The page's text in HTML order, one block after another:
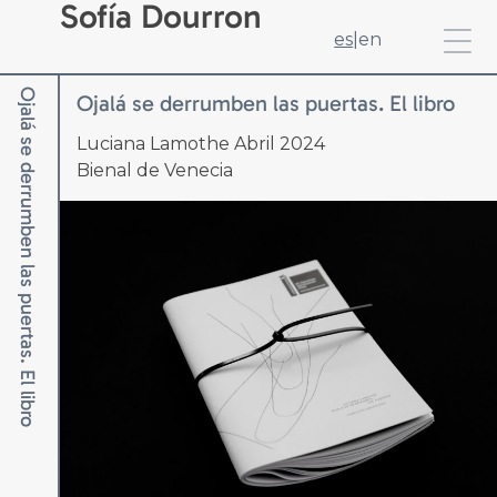
Sofía Dourron
es en
Ojalá se derrumben las puertas. El libro Ojalá se derrumben las puertas. El libro
Luciana Lamothe Abril 2024
Bienal de Venecia